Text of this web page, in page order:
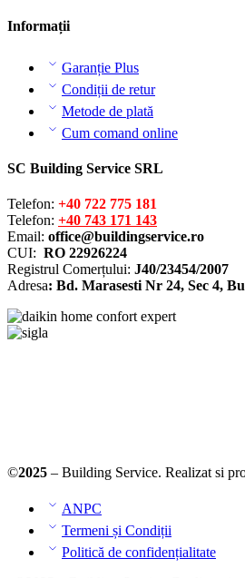
Informații
Garanție Plus
Condiții de retur
Metode de plată
Cum comand online
SC Building Service SRL
Telefon: +40 722 775 181
Telefon: +40 743 171 143
Email: office@buildingservice.ro
CUI: RO 22926224
Registrul Comerțului: J40/23454/2007
Adresa: Bd. Marasesti Nr 24, Sec 4,
©2025 – Building Service. Realizat si
ANPC
Termeni și Condiții
Politică de confidențialitate